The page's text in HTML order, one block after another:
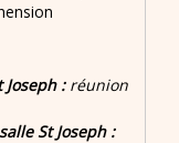
:réunion
St Joseph :